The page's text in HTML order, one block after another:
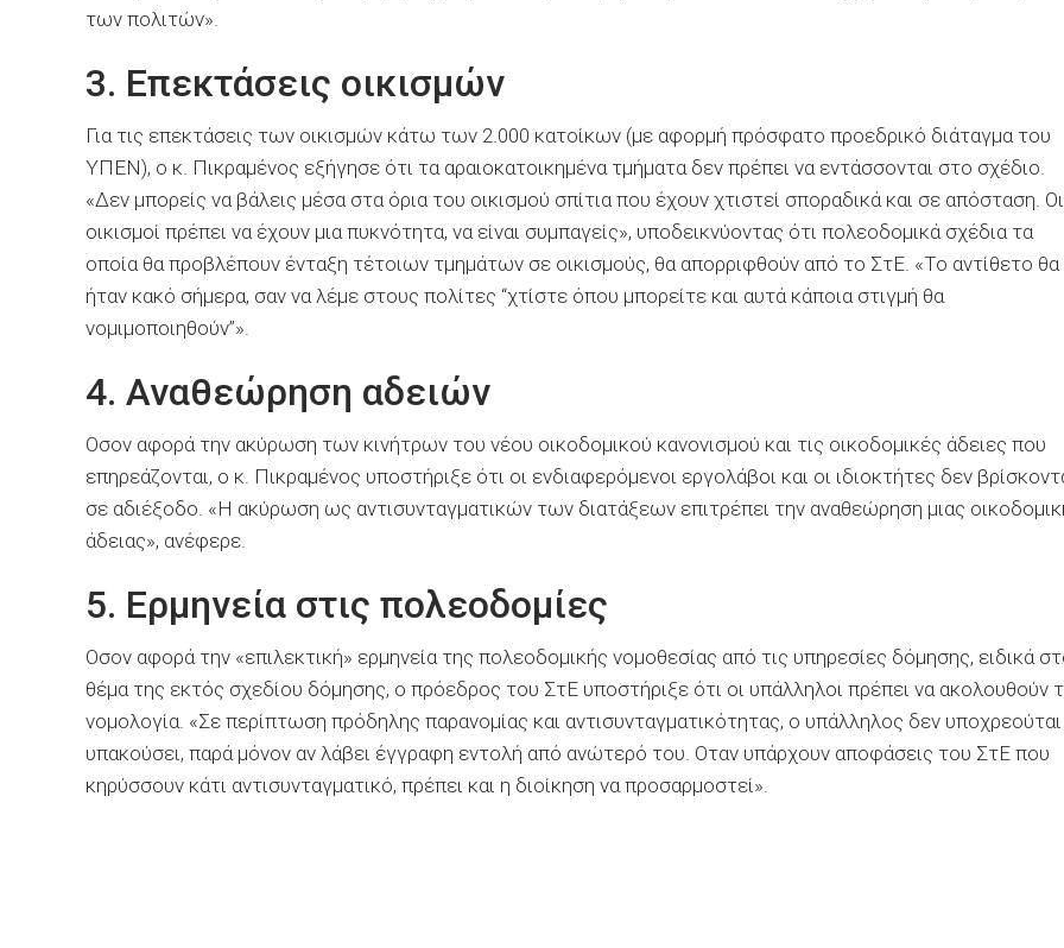
των πολιτών».
3. Επεκτάσεις οικισμών
Για τις επεκτάσεις των οικισμών κάτω των 2.000 κατοίκων (με αφορμή πρόσφατο προεδρικό διάταγμα του
ΥΠΕΝ), ο κ. Πικραμένος εξήγησε ότι τα αραιοκατοικημένα τμήματα δεν πρέπει να εντάσσονται στο σχέδιο.
«Δεν μπορείς να βάλεις μέσα στα όρια του οικισμού σπίτια που έχουν χτιστεί σποραδικά και σε απόσταση. Οι
οικισμοί πρέπει να έχουν μια πυκνότητα, να είναι συμπαγείς», υποδεικνύοντας ότι πολεοδομικά σχέδια τα
οποία θα προβλέπουν ένταξη τέτοιων τμημάτων σε οικισμούς, θα απορριφθούν από το ΣτΕ. «Το αντίθετο θα
ήταν κακό σήμερα, σαν να λέμε στους πολίτες “χτίστε όπου μπορείτε και αυτά κάποια στιγμή θα
νομιμοποιηθούν”».
4. Αναθεώρηση αδειών
Οσον αφορά την ακύρωση των κινήτρων του νέου οικοδομικού κανονισμού και τις οικοδομικές άδειες που
επηρεάζονται, ο κ. Πικραμένος υποστήριξε ότι οι ενδιαφερόμενοι εργολάβοι και οι ιδιοκτήτες δεν
σε αδιέξοδο. «Η ακύρωση ως αντισυνταγματικών των διατάξεων επιτρέπει την αναθεώρηση μιας
άδειας», ανέφερε.
5. Ερμηνεία στις πολεοδομίες
Οσον αφορά την «επιλεκτική» ερμηνεία της πολεοδομικής νομοθεσίας από τις υπηρεσίες δόμησης, ειδικά
θέμα της εκτός σχεδίου δόμησης, ο πρόεδρος του ΣτΕ υποστήριξε ότι οι υπάλληλοι πρέπει να ακολουθούν
νομολογία. «Σε περίπτωση πρόδηλης παρανομίας και αντισυνταγματικότητας, ο υπάλληλος δεν
υπακούσει, παρά μόνον αν λάβει έγγραφη εντολή από ανώτερό του. Οταν υπάρχουν αποφάσεις του ΣτΕ που
κηρύσσουν κάτι αντισυνταγματικό, πρέπει και η διοίκηση να προσαρμοστεί».